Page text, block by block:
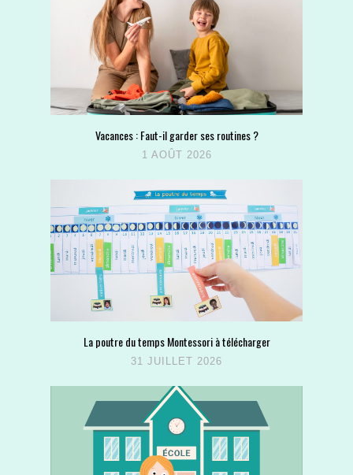
Vacances : Faut-il garder ses routines ?
1 AOÛT 2026
La poutre du temps Montessori à télécharger
31 JUILLET 2026